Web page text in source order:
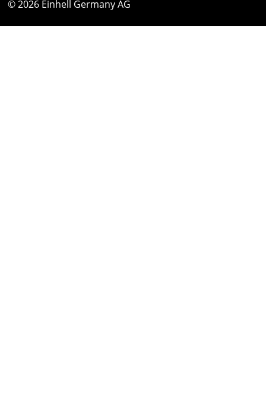
© 2026 Einhell Germany AG